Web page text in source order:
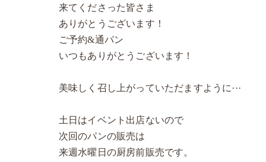
来てくださった皆さま
ありがとうございます！
ご予約&通パン
いつもありがとうございます！
美味しく召し上がっていただますように···
土日はイベント出店ないので
次回のパンの販売は
来週水曜日の厨房前販売です。